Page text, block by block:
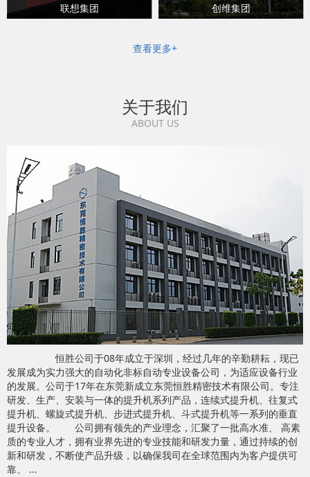
联想集团 创维集团
查看更多+
关于我们
ABOUT US
恒胜公司于08年成立于深圳，经过几年的辛勤耕耘，现已
发展成为实力强大的自动化非标自动专业设备公司，为适应设备行业
的发展。公司于17年在东莞新成立东莞恒胜精密技术有限公司。专注
研发、生产、安装与一体的提升机系列产品，连续式提升机、往复式
提升机、螺旋式提升机、步进式提升机、斗式提升机等一系列的垂直
提升设备。 公司拥有领先的产业理念，汇聚了一批高水准、 高素
质的专业人才，拥有业界先进的专业技能和研发力量，通过持续的创
新和研发，不断使产品升级，以确保我司在全球范围内为客户提供可
靠、 ...